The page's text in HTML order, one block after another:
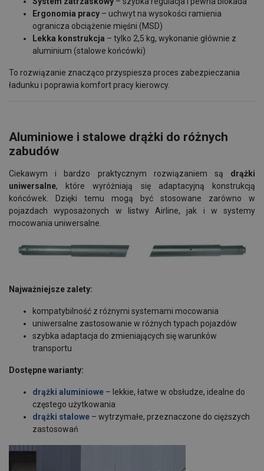
Ergonomia pracy – uchwyt na wysokości ramienia
ogranicza obciążenie mięśni (MSD)
Lekka konstrukcja – tylko 2,5 kg, wykonanie głównie z
aluminium (stalowe końcówki)
To rozwiązanie znacząco przyspiesza proces zabezpieczania
ładunku i poprawia komfort pracy kierowcy.
Aluminiowe i stalowe drążki do różnych
zabudów
Ciekawym i bardzo praktycznym rozwiązaniem są drążki
uniwersalne, które wyróżniają się adaptacyjną konstrukcją
końcówek. Dzięki temu mogą być stosowane zarówno w
pojazdach wyposażonych w listwy Airline, jak i w systemy
mocowania uniwersalne.
Najważniejsze zalety:
kompatybilność z różnymi systemami mocowania
uniwersalne zastosowanie w różnych typach pojazdów
szybka adaptacja do zmieniających się warunków
transportu
Dostępne warianty:
drążki aluminiowe – lekkie, łatwe w obsłudze, idealne do
częstego użytkowania
drążki stalowe – wytrzymałe, przeznaczone do cięższych
zastosowań